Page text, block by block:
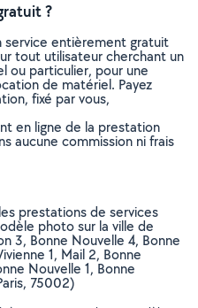
?
service entièrement gratuit
tout utilisateur cherchant un
ou particulier, pour une
de matériel. Payez
fixé par vous,
en ligne de la prestation
aucune commission ni frais
prestations de services
photo sur la ville de
3, Bonne Nouvelle 4, Bonne
1, Mail 2, Bonne
Nouvelle 1, Bonne
75002)